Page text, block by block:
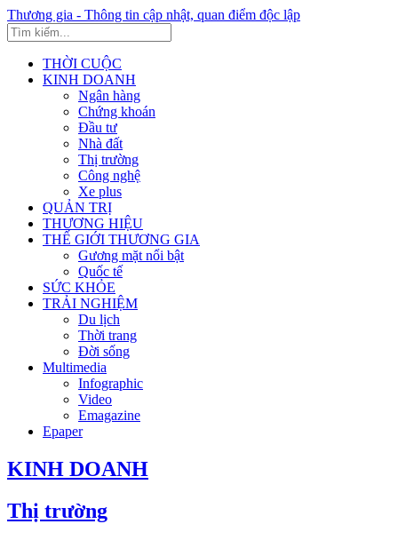
Thương gia - Thông tin cập nhật, quan điểm độc lập
THỜI CUỘC
KINH DOANH
Ngân hàng
Chứng khoán
Đầu tư
Nhà đất
Thị trường
Công nghệ
Xe plus
QUẢN TRỊ
THƯƠNG HIỆU
THẾ GIỚI THƯƠNG GIA
Gương mặt nổi bật
Quốc tế
SỨC KHỎE
TRẢI NGHIỆM
Du lịch
Thời trang
Đời sống
Multimedia
Infographic
Video
Emagazine
Epaper
KINH DOANH
Thị trường